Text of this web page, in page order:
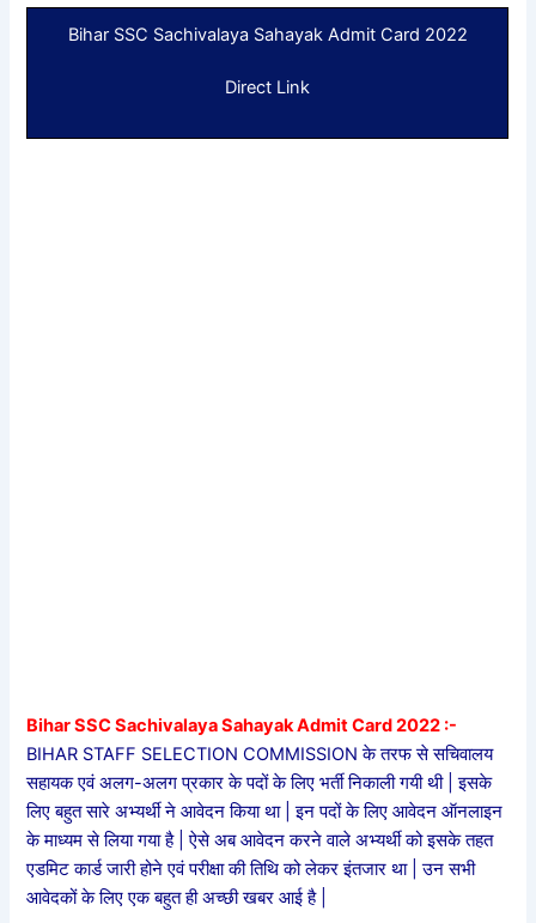
Bihar SSC Sachivalaya Sahayak Admit Card 2022
Direct Link
Bihar SSC Sachivalaya Sahayak Admit Card 2022 :-
BIHAR STAFF SELECTION COMMISSION के तरफ से सचिवालय
सहायक एवं अलग-अलग प्रकार के पदों के लिए भर्ती निकाली गयी थी | इसके
लिए बहुत सारे अभ्यर्थी ने आवेदन किया था | इन पदों के लिए आवेदन ऑनलाइन
के माध्यम से लिया गया है | ऐसे अब आवेदन करने वाले अभ्यर्थी को इसके तहत
एडमिट कार्ड जारी होने एवं परीक्षा की तिथि को लेकर इंतजार था | उन सभी
आवेदकों के लिए एक बहुत ही अच्छी खबर आई है |